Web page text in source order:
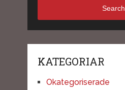
Search
KATEGORIAR
Okategoriserade